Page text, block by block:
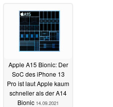
Apple A15 Bionic: Der
SoC des iPhone 13
Pro ist laut Apple kaum
schneller als der A14
Bionic 14.09.2021